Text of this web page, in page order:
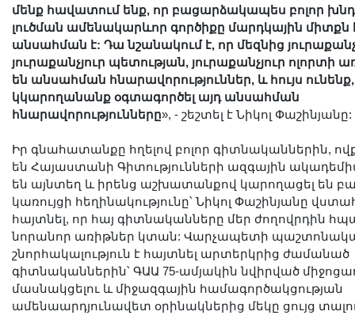
մենք հավատում ենք, որ բացարձակապես բոլոր
լուծման ամենակարևոր գործիքը մարդկային միտքն
անսահման է: Դա նշանակում է, որ մեզնից
յուրաքանչյուր պետության, յուրաքանչյուր ոլորտի
են անսահման հնարավորություններ, և հույս
կկարողանանք օգտագործել այդ անսահման
հնարավորությունները», - շեշտել է Նիկոլ Փաշինյանը:
Իր գնահատանքը հղելով բոլոր գիտնականներին,
են Հայաստանի Գիտությունների ազգային
են այնտեղ և իրենց աշխատանքով կարողացել են
կառույցի հեղինակությունը՝ Նիկոլ Փաշինյանը
հայտնել, որ հայ գիտնականները մեր ժողովրդին
նորանոր առիթներ կտան: Վարչապետի
շնորհակալություն է հայտնել արտերկրից ժամանած
գիտնականներին՝ ԳԱԱ 75-ամյակին նվիրված
մասնակցելու և միջազգային համագործակցության
ամենաարդյունավետ օրինակներից մեկը ցույց